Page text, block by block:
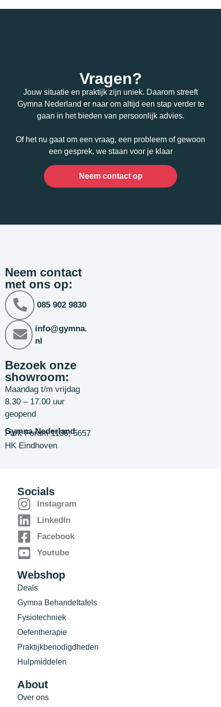
Vragen?
Jouw situatie en praktijk zijn uniek. Daarom streeft
Gymna Nederland er naar om altijd een stap verder te
gaan in het bieden van persoonlijk advies.
Of het nu gaat om een vraag, een probleem of gewoon
een gesprek, we staan voor je klaar
Neem contact op
Neem contact
met ons op:
085 902 9830
info@gymna.
nl
Bezoek onze
showroom:
Maandag t/m vrijdag
8.30 – 17.00 uur
geopend
Gymna Nederland
Park Forum 1106, 5657
HK Eindhoven
Socials
Instagram
LinkedIn
Facebook
Youtube
Webshop
Deals
Gymna Behandeltafels
Fysiotechniek
Oefentherapie
Praktijkbenodigdheden
Hulpmiddelen
About
Over ons